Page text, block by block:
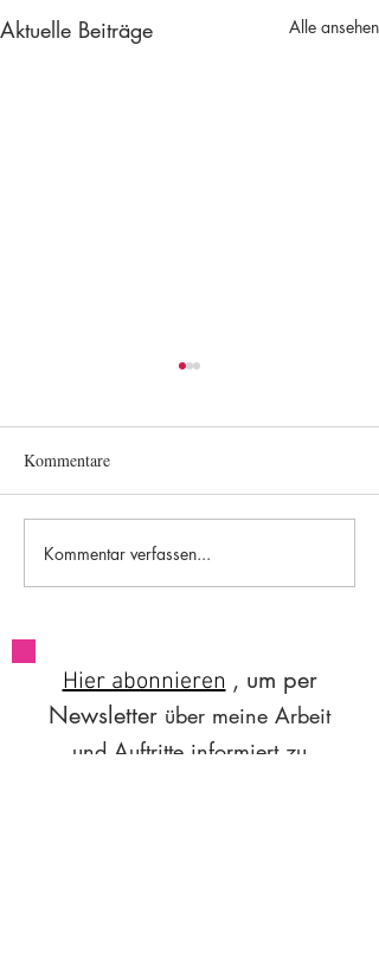
Aktuelle Beiträge Alle ansehen
#85 A brief flight of stairs
Kommentare
Kommentar verfassen...
Hier abonnieren , um per
Newsletter über meine Arbeit
und Auftritte informiert zu